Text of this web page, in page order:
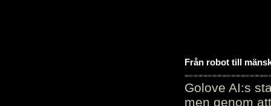
Från robot till
Golove AI:s
men genom